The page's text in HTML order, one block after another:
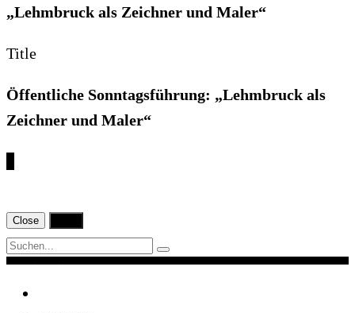
„Lehmbruck als Zeichner und Maler“
Title
Öffentliche Sonntagsführung: „Lehmbruck als
Zeichner und Maler“
Close
Navigation